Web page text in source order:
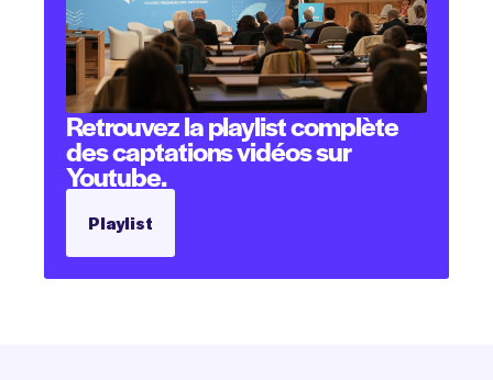
Retrouvezlaplaylistcomplète
descaptationsvidéossur
Youtube.
Playlist